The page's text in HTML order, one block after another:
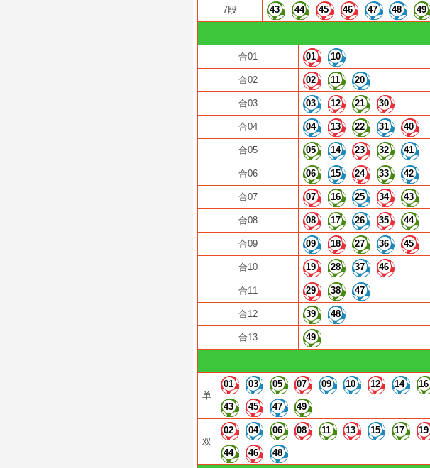
7段 43 44 45 46 47 48 49
合01 01 10
合02 02 11 20
合03 03 12 21 30
合04 04 13 22 31 40
合05 05 14 23 32 41
合06 06 15 24 33 42
合07 07 16 25 34 43
合08 08 17 26 35 44
合09 09 18 27 36 45
合10 19 28 37 46
合11 29 38 47
合12 39 48
合13 49
单
01 03 05 07 09 10 12 14 16
43 45 47 49
双
02 04 06 08 11 13 15 17 19
44 46 48